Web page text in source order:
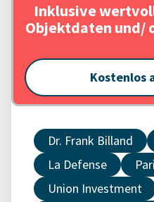
Inklusive
Objektdaten und/
Kostenlos
Dr. Frank Billand
La Defense
Union Investment